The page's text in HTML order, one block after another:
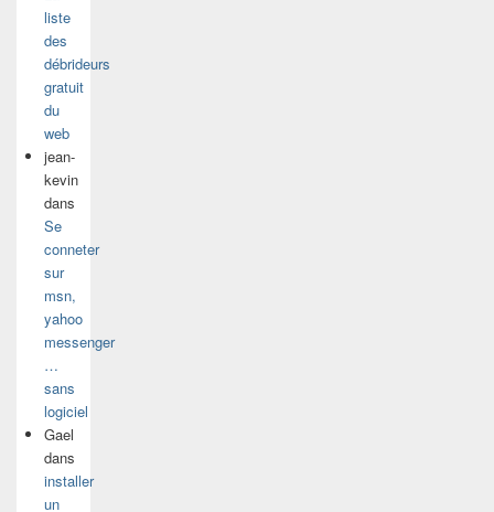
liste
des
débrideurs
gratuit
du
web
jean-
kevin
dans
Se
conneter
sur
msn,
yahoo
messenger
…
sans
logiciel
Gael
dans
installer
un